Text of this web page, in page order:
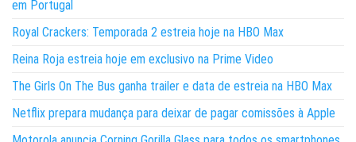
em Portugal
Royal Crackers: Temporada 2 estreia hoje na HBO Max
Reina Roja estreia hoje em exclusivo na Prime Video
The Girls On The Bus ganha trailer e data de estreia na HBO Max
Netflix prepara mudança para deixar de pagar comissões à Apple